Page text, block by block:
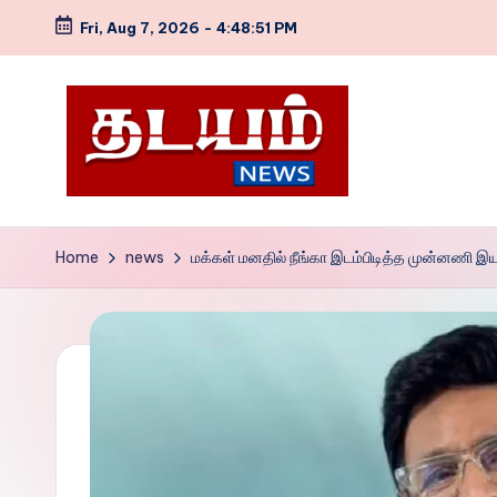
Skip
Fri, Aug 7, 2026 - 4:48:52 PM
T
h
d
WEB
Home news மக்கள் மனதில் நீங்கா இடம்பிடித்த முன்னணி